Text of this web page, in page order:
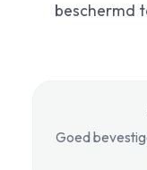
beschermd
Goed